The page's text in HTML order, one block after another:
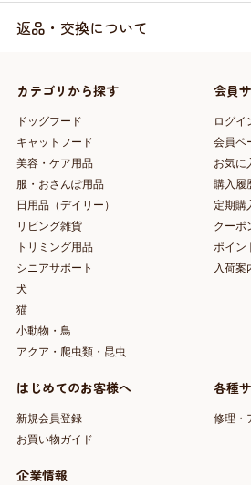
返品・交換について
カテゴリから探す
ドッグフード
キャットフード
美容・ケア用品
服・おさんぽ用品
日用品（デイリー）
リビング雑貨
トリミング用品
シニアサポート
犬
猫
小動物・鳥
アクア・爬虫類・昆虫
会員
ログイ
会員ペ
お気に
購入履
定期購
クーポ
ポイン
入荷案
はじめてのお客様へ
新規会員登録
お買い物ガイド
各種
修理・
企業情報